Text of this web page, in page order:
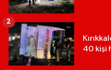
40 kişi
2